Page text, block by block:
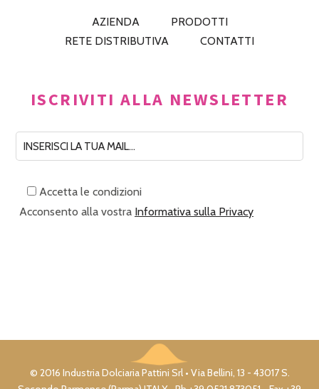
AZIENDA
PRODOTTI
RETE DISTRIBUTIVA
CONTATTI
ISCRIVITI ALLA NEWSLETTER
Accetta le condizioni
Acconsento alla vostra Informativa sulla Privacy
© 2016 Industria Dolciaria Pattini Srl • Via Bellini, 13 - 43017 S.